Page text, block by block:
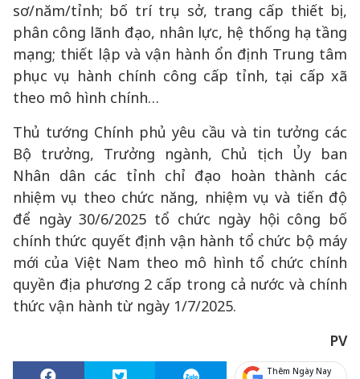
sơ/năm/tỉnh; bố trí trụ sở, trang cấp thiết bị,
phân công lãnh đạo, nhân lực, hệ thống hạ tầng
mạng; thiết lập và vận hành ổn định Trung tâm
phục vụ hành chính công cấp tỉnh, tại cấp xã
theo mô hình chính…
Thủ tướng Chính phủ yêu cầu và tin tưởng các
Bộ trưởng, Trưởng ngành, Chủ tịch Ủy ban
Nhân dân các tỉnh chỉ đạo hoàn thành các
nhiệm vụ theo chức năng, nhiệm vụ và tiến độ
để ngày 30/6/2025 tổ chức ngày hội công bố
chính thức quyết định vận hành tổ chức bộ máy
mới của Việt Nam theo mô hình tổ chức chính
quyền địa phương 2 cấp trong cả nước và chính
thức vận hành từ ngày 1/7/2025.
PV
Thêm Ngày Nay